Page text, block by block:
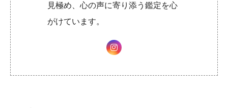
見極め、心の声に寄り添う鑑定を心
がけています。